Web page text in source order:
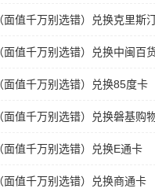
面值千万别选错）兑换克里斯
面值千万别选错）兑换中闽百
面值千万别选错）兑换85度卡
面值千万别选错）兑换磐基购
面值千万别选错）兑换E通卡
面值千万别选错）兑换商通卡